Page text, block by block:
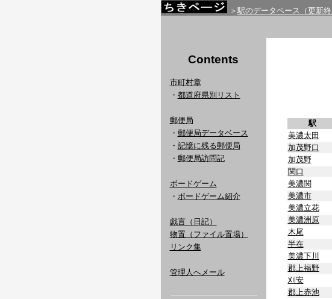
＞ 駅のデータベース（更新終
Contents
市町村章
・ 都道府県別リスト
郵便局
・ 郵便局データベース
・ 記憶に残る郵便局
・ 郵便局訪問記
ボードゲーム
・ ボードゲーム紹介
戯言（日記）
物置（ファイル置場）
リンク集
管理人へメール
駅
美濃太田
加茂野口
加茂野
関口
美濃関
美濃市
美濃立花
美濃洲原
木尾
半在
美濃下川
郡上福野
刈安
郡上赤池